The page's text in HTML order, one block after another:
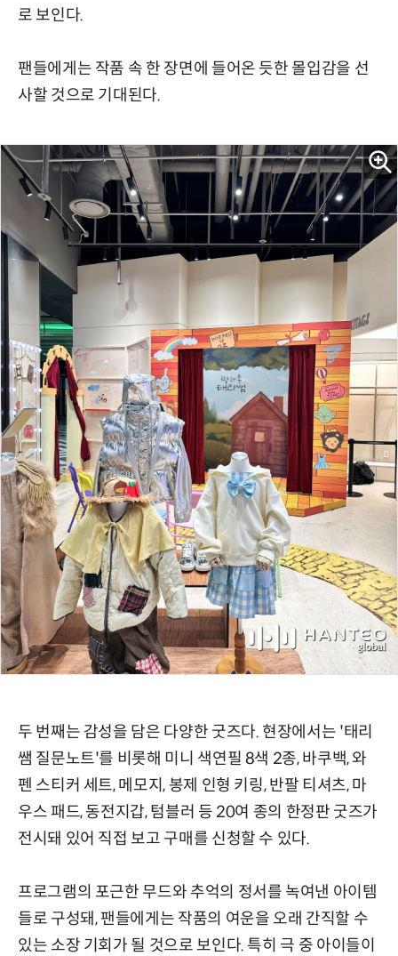
로 보인다.
팬들에게는 작품 속 한 장면에 들어온 듯한 몰입감을 선
사할 것으로 기대된다.
두 번째는 감성을 담은 다양한 굿즈다. 현장에서는 '태리
쌤 질문노트'를 비롯해 미니 색연필 8색 2종, 바쿠백, 와
펜 스티커 세트, 메모지, 봉제 인형 키링, 반팔 티셔츠, 마
우스 패드, 동전지갑, 텀블러 등 20여 종의 한정판 굿즈가
전시돼 있어 직접 보고 구매를 신청할 수 있다.
프로그램의 포근한 무드와 추억의 정서를 녹여낸 아이템
들로 구성돼, 팬들에게는 작품의 여운을 오래 간직할 수
있는 소장 기회가 될 것으로 보인다. 특히 극 중 아이들이